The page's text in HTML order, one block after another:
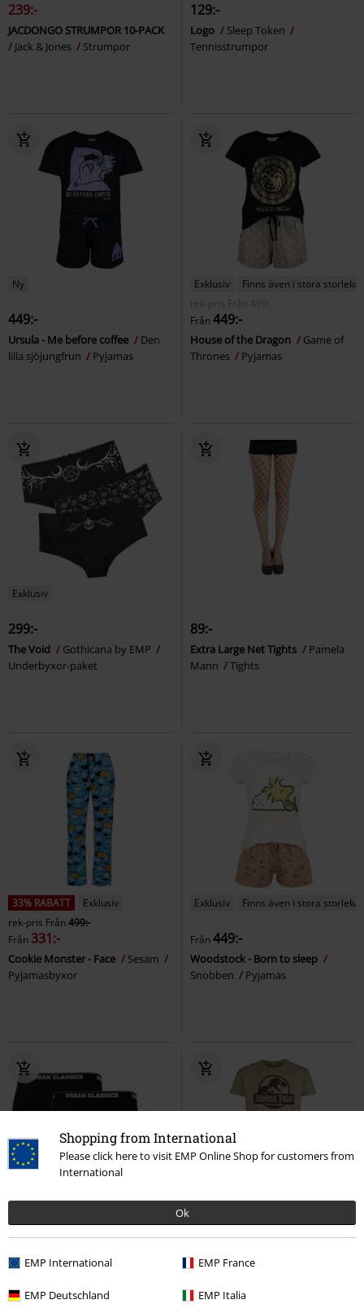
Shopping from International
Please click here to visit EMP Online Shop for customers from
International
Ok
EMP International EMP France
EMP Deutschland EMP Italia
239:-
JACDONGO STRUMPOR 10-PACK
Jack & Jones
Strumpor
129:-
Logo
Sleep Token
Tennisstrumpor
Ny
449:-
Ursula - Me before coffee
Den
lilla sjöjungfrun
Pyjamas
Exklusiv
Finns även i stora storlekar
rek-pris
Från
499:-
Från449:-
House of the Dragon
Game of
Thrones
Pyjamas
Exklusiv
299:-
The Void
Gothicana by EMP
Underbyxor-paket
89:-
Extra Large Net Tights
Pamela
Mann
Tights
33% RABATT
Exklusiv
rek-pris Från499:-
Från 331:-
Cookie Monster - Face
Sesam
Pyjamasbyxor
Exklusiv Finns även i stora storlekar
Från449:-
Woodstock - Born to sleep
Snobben
Pyjamas
Finns även i stora storlekar
Organic Boxer Shorts 3-Pack
Logo Jurassic Park